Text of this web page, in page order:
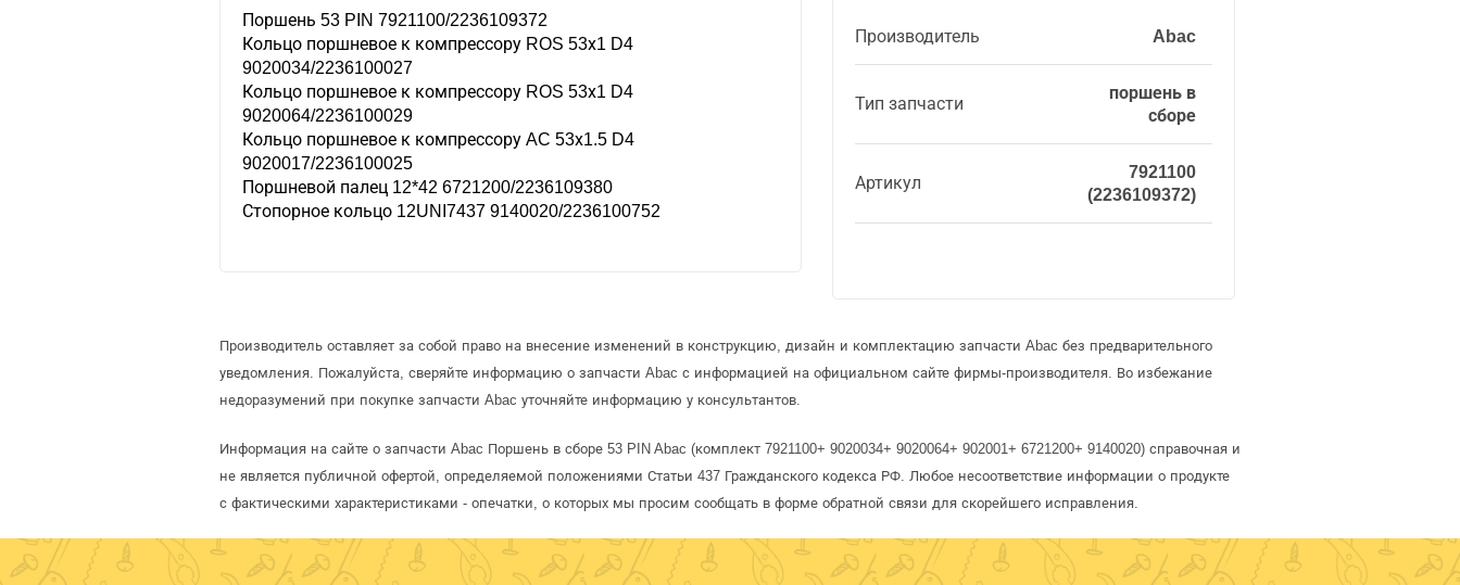
Производитель Abac
Тип запчасти
поршень в
сборе
Артикул
7921100
(2236109372)
Поршень 53 PIN 7921100/2236109372
Кольцо поршневое к компрессору ROS 53х1 D4
9020034/2236100027
Кольцо поршневое к компрессору ROS 53х1 D4
9020064/2236100029
Кольцо поршневое к компрессору AC 53х1.5 D4
9020017/2236100025
Поршневой палец 12*42 6721200/2236109380
Стопорное кольцо 12UNI7437 9140020/2236100752
Производитель оставляет за собой право на внесение изменений в конструкцию, дизайн и комплектацию запчасти Abac без предварительного
уведомления. Пожалуйста, сверяйте информацию о запчасти Abac с информацией на официальном сайте фирмы-производителя. Во избежание
недоразумений при покупке запчасти Abac уточняйте информацию у консультантов.
Информация на сайте о запчасти Abac Поршень в сборе 53 PIN Abac (комплект 7921100+ 9020034+ 9020064+ 902001+ 6721200+ 9140020) справочная и
не является публичной офертой, определяемой положениями Статьи 437 Гражданского кодекса РФ. Любое несоответствие информации о продукте
с фактическими характеристиками - опечатки, о которых мы просим сообщать в форме обратной связи для скорейшего исправления.